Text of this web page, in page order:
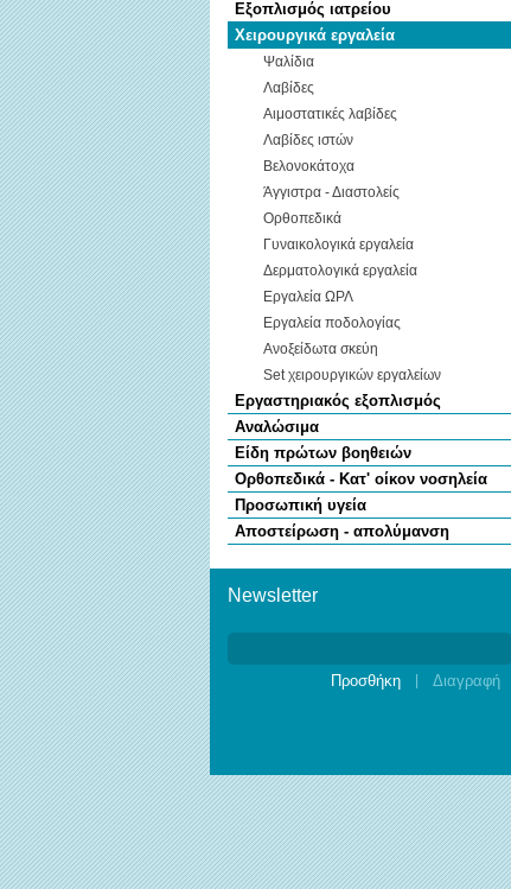
Εξοπλισμός ιατρείου
Χειρουργικά εργαλεία
Ψαλίδια
Λαβίδες
Αιμοστατικές λαβίδες
Λαβίδες ιστών
Βελονοκάτοχα
Άγγιστρα - Διαστολείς
Ορθοπεδικά
Γυναικολογικά εργαλεία
Δερματολογικά εργαλεία
Εργαλεία ΩΡΛ
Εργαλεία ποδολογίας
Ανοξείδωτα σκεύη
Set χειρουργικών εργαλείων
Εργαστηριακός εξοπλισμός
Αναλώσιμα
Είδη πρώτων βοηθειών
Ορθοπεδικά - Κατ' οίκον νοσηλεία
Προσωπική υγεία
Αποστείρωση - απολύμανση
Newsletter